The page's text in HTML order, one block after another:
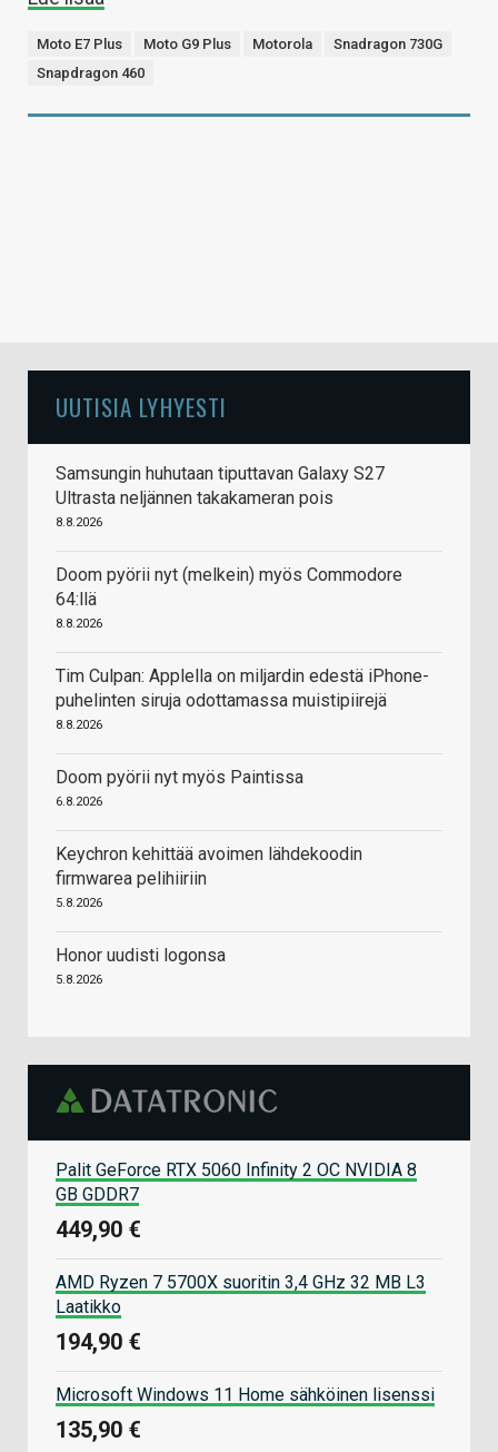
Moto E7 Plus Moto G9 Plus Motorola
Snadragon 730G
Snapdragon 460
UUTISIA LYHYESTI
Samsungin huhutaan tiputtavan Galaxy S27
Ultrasta neljännen takakameran pois
8.8.2026
Doom pyörii nyt (melkein) myös Commodore
64:llä
8.8.2026
Tim Culpan: Applella on miljardin edestä iPhone-
puhelinten siruja odottamassa muistipiirejä
8.8.2026
Doom pyörii nyt myös Paintissa
6.8.2026
Keychron kehittää avoimen lähdekoodin
firmwarea pelihiiriin
5.8.2026
Honor uudisti logonsa
5.8.2026
Palit GeForce RTX 5060 Infinity 2 OC NVIDIA 8
GB GDDR7
449,90 €
AMD Ryzen 7 5700X suoritin 3,4 GHz 32 MB L3
Laatikko
194,90 €
Microsoft Windows 11 Home sähköinen lisenssi
135,90 €